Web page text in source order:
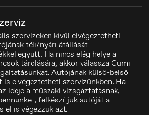
szervizeken kívül elvégeztetheti
téli/nyári átállását
együtt. Ha nincs elég helye a
tárolására, akkor válassza Gumi
Autójának külső-belső
is elvégeztetheti szervizünkben. Ha
ideje a műszaki vizsgáztatásnak,
felkészítjük autóját a
el is végezzük azt.